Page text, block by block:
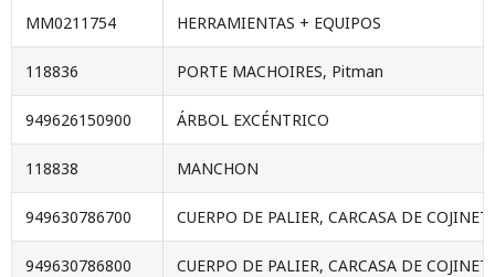
MM0211754 HERRAMIENTAS + EQUIPOS
118836 PORTE MACHOIRES, Pitman
949626150900 ÁRBOL EXCÉNTRICO
118838 MANCHON
949630786700 CUERPO DE PALIER, CARCASA DE
949630786800 CUERPO DE PALIER, CARCASA DE